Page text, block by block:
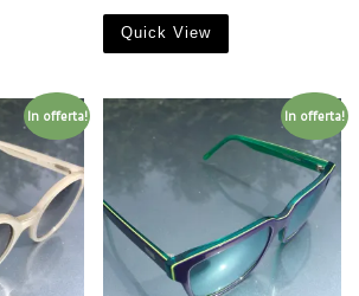
Quick View
In offerta! In offerta!